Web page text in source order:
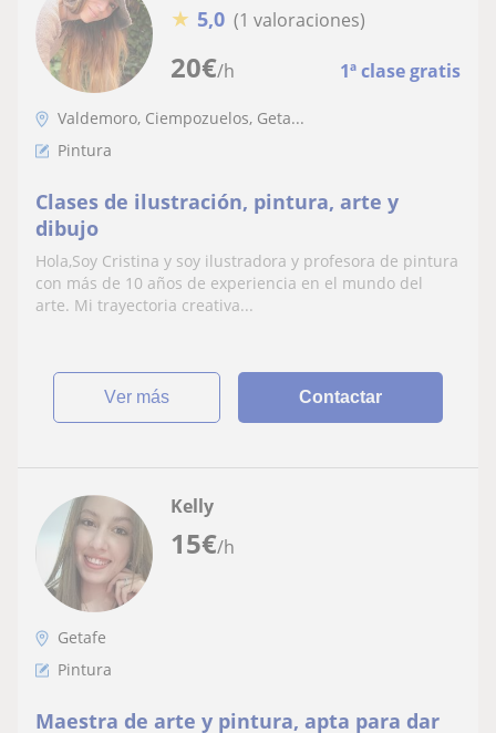
20€/h 1ª clase gratis
★ 5,0 (1 valoraciones)
Valdemoro, Ciempozuelos, Geta...
Pintura
Clases de ilustración, pintura, arte y
dibujo
Hola,Soy Cristina y soy ilustradora y profesora de pintura
con más de 10 años de experiencia en el mundo del
arte. Mi trayectoria creativa...
ver más Contactar
15€/h
Kelly
Getafe
Pintura
Maestra de arte y pintura, apta para dar